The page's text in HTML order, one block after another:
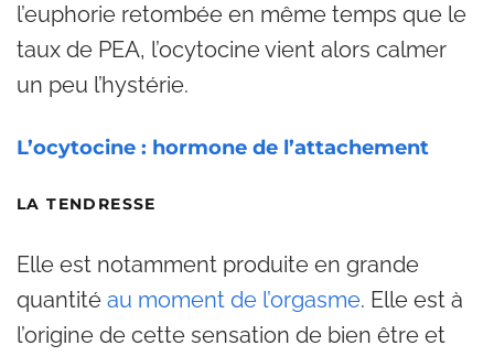
l’euphorie retombée en même temps que le
taux de PEA, l’ocytocine vient alors calmer
un peu l’hystérie.
L’ocytocine : hormone de l’attachement
LA TENDRESSE
Elle est notamment produite en grande
quantité au moment de l’orgasme. Elle est à
l’origine de cette sensation de bien être et